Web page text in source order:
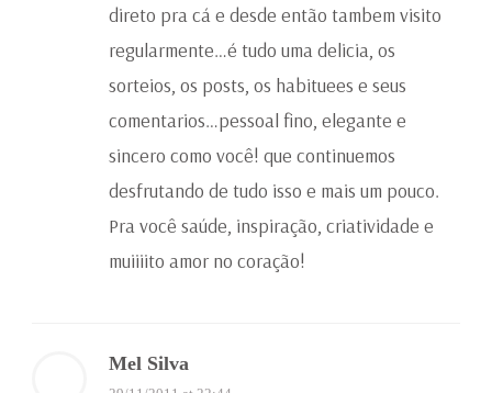
direto pra cá e desde então tambem visito
regularmente…é tudo uma delicia, os
sorteios, os posts, os habituees e seus
comentarios…pessoal fino, elegante e
sincero como você! que continuemos
desfrutando de tudo isso e mais um pouco.
Pra você saúde, inspiração, criatividade e
muiiiito amor no coração!
Mel Silva